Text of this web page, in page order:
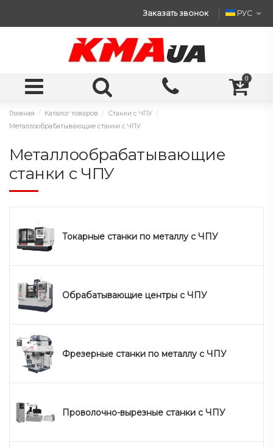
Заказать звонок РУС
0
Главная Каталог товаров
Станки с ЧПУ
Металлообрабатывающие станки с ЧПУ
Металлообрабатывающие
станки с ЧПУ
Токарные станки по металлу с ЧПУ
Обрабатывающие центры с ЧПУ
Фрезерные станки по металлу с ЧПУ
Проволочно-вырезные станки с ЧПУ